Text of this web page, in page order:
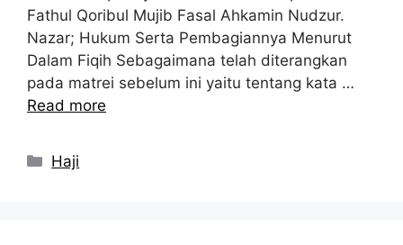
Fathul Qoribul Mujib Fasal Ahkamin Nudzur.
Nazar; Hukum Serta Pembagiannya Menurut
Dalam Fiqih Sebagaimana telah diterangkan
pada matrei sebelum ini yaitu tentang kata …
Read more
Kategori
Haji